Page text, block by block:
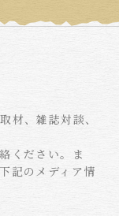
材、雑誌対談、
ください。ま
記のメディア情